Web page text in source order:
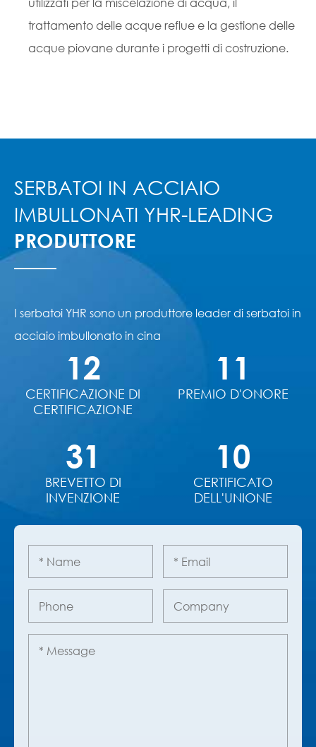
trattamento delle acque reflue e la gestione delle
acque piovane durante i progetti di costruzione.
SERBATOI IN ACCIAIO
IMBULLONATI YHR-LEADING
PRODUTTORE
I serbatoi YHR sono un produttore leader di serbatoi in
acciaio imbullonato in cina
12
CERTIFICAZIONE DI
CERTIFICAZIONE
11
PREMIO D'ONORE
31
BREVETTO DI
INVENZIONE
10
CERTIFICATO
DELL'UNIONE